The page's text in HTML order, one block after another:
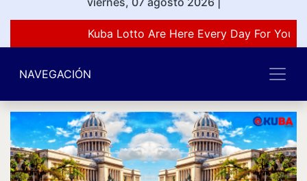
Kuba Lotto Are Here Every Day For You
NAVEGACIÓN